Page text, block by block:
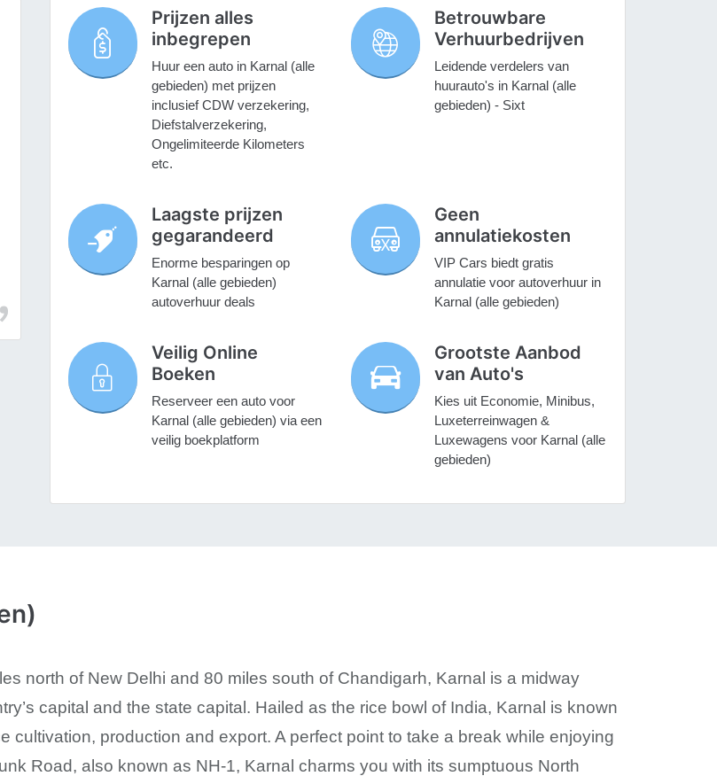
Prijzen alles
inbegrepen
Huur een auto in Karnal (alle
gebieden) met prijzen
inclusief CDW verzekering,
Diefstalverzekering,
Ongelimiteerde Kilometers
etc.
Betrouwbare
Verhuurbedrijven
Leidende verdelers van
huurauto's in Karnal (alle
gebieden) - Sixt
Laagste prijzen
gegarandeerd
Enorme besparingen op
Karnal (alle gebieden)
autoverhuur deals
Geen
annulatiekosten
VIP Cars biedt gratis
annulatie voor autoverhuur in
Karnal (alle gebieden)
Veilig Online
Boeken
Reserveer een auto voor
Karnal (alle gebieden) via een
veilig boekplatform
Grootste Aanbod
van Auto's
Kies uit Economie, Minibus,
Luxeterreinwagen &
Luxewagens voor Karnal (alle
gebieden)
north of New Delhi and 80 miles south of Chandigarh, Karnal is a midway
capital and the state capital. Hailed as the rice bowl of India, Karnal is known
cultivation, production and export. A perfect point to take a break while enjoying
Road, also known as NH-1, Karnal charms you with its sumptuous North